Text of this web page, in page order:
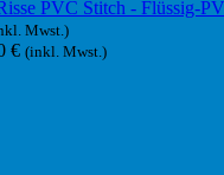
PVC Stitch - Flüssig-
Mwst.)
€ (inkl. Mwst.)